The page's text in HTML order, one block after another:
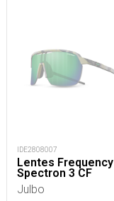
IDE2808007
Lentes Frequency
Spectron 3 CF
Julbo